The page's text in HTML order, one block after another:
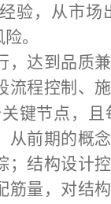
验，从市
。
，达到品质
流程控制、
键节点，
从前期的概
；结构设计
筋量，对结